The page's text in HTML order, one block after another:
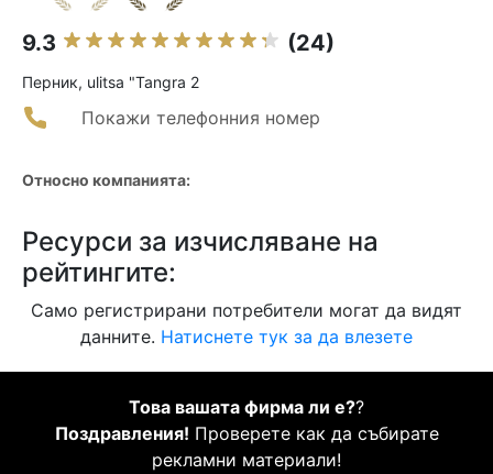
9.3 (24)
Перник, ulitsa "Tangra 2
Покажи телефонния номер
Относно компанията:
Ресурси за изчисляване на
рейтингите:
Само регистрирани потребители могат да видят
данните. Натиснете тук за да влезете
Това вашата фирма ли е??
Поздравления! Проверете как да събирате
рекламни материали!